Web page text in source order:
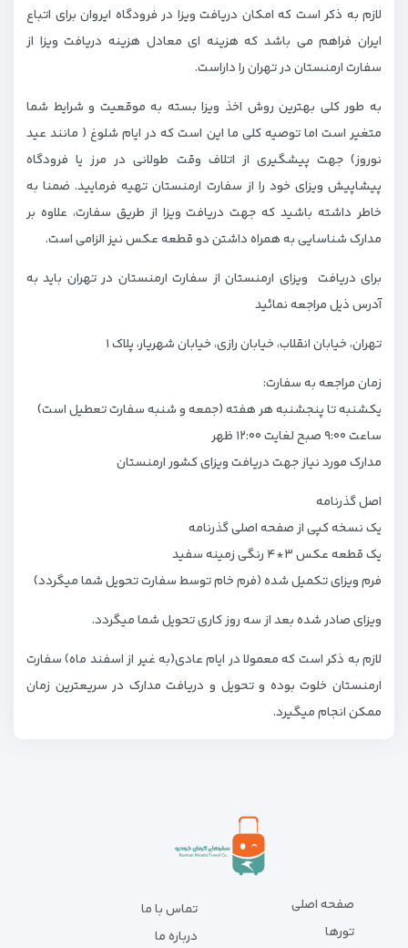
لازم به ذکر است که امکان دریافت ویزا در فرودگاه ایروان برای اتباع
ایران فراهم می باشد که هزینه ای معادل هزینه دریافت ویزا از
سفارت ارمنستان در تهران را داراست.
به طور کلی بهترین روش اخذ ویزا بسته به موقعیت و شرایط شما
متغیر است اما توصیه کلی ما این است که در ایام شلوغ ( مانند عید
نوروز) جهت پیشگیری از اتلاف وقت طولانی در مرز یا فرودگاه
پیشاپیش ویزای خود را از سفارت ارمنستان تهیه فرمایید. ضمنا به
خاطر داشته باشید که جهت دریافت ویزا از طریق سفارت، علاوه بر
مدارک شناسایی به همراه داشتن دو قطعه عکس نیز الزامی است.
برای دریافت ویزای ارمنستان از سفارت ارمنستان در تهران باید به
آدرس ذیل مراجعه نمائید
تهران، خیابان انقلاب، خیابان رازی، خیابان شهریار، پلاک ۱
زمان مراجعه به سفارت:
یکشنبه تا پنجشنبه هر هفته (جمعه و شنبه سفارت تعطیل است)
ساعت ۹:۰۰ صبح لغایت ۱۲:۰۰ ظهر
مدارک مورد نیاز جهت دریافت ویزای کشور ارمنستان
اصل گذرنامه
یک نسخه کپی از صفحه اصلی گذرنامه
یک قطعه عکس ۳*۴ رنگی زمینه سفید
فرم ویزای تکمیل شده (فرم خام توسط سفارت تحویل شما میگردد)
ویزای صادر شده بعد از سه روز کاری تحویل شما میگردد.
لازم به ذکر است که معمولا در ایام عادی(به غیر از اسفند ماه) سفارت
ارمنستان خلوت بوده و تحویل و دریافت مدارک در سریعترین زمان
ممکن انجام میگیرد.
صفحه اصلی
تورها
تماس با ما
درباره ما